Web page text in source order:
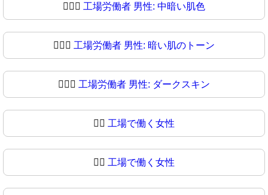
👨🏾‍⚖ 工場労働者 男性: 中暗い肌色
👨🏿‍⚖️ 工場労働者 男性: 暗い肌のトーン
👨🏿‍⚖ 工場労働者 男性: ダークスキン
👩‍⚖️ 工場で働く女性
👩‍⚖ 工場で働く女性